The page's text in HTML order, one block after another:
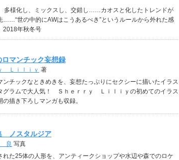
多様化し、ミックスし、交錯し……カオスと化したトレンドが
……“世の中的にAWはこうあるべき”というルールから外れた感
2018年秋冬号
ロマンチック妄想録
Ｌｉｌｉｙ 著
ンチックなときめきを、妄想たっぷりにセクシーに描いたイラス
グラムで大人気！ Ｓｈｅｒｒｙ Ｌｉｌｉｙの初めてのイラス
の描き下ろしマンガも収録。
ノスタルジア
良 写真
れた25体の人形を、アンティークショップや水辺や森でのロケ